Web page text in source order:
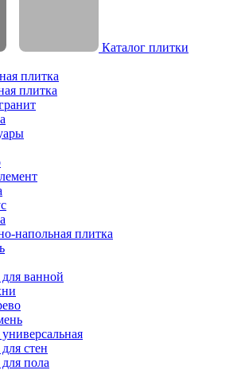
Каталог плитки
плитка
плитка
напольная плитка
ванной
стен
пола